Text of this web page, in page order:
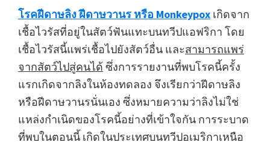
โรคฝีดาษลิง ฝีดาษวานร หรือ Monkeypox เกิดจาก
เชื้อไวรัสที่อยู่ในสัตว์ฟันแทะบนทวีปแอฟริกา โดย
เชื้อไวรัสนี้แพร่เชื้อไปยังสัตว์อื่น และสามารถแพร่
จากสัตว์ไปสู่คนได้ซึ่งการรายงานที่พบโรคนี้ครั้ง
แรกเกิดจากลิงในห้องทดลอง จึงเรียกว่าฝีดาษลิง
หรือฝีดาษวานรนั่นเอง ซึ่งหมายความว่าลิงไม่ใช่
แหล่งกำเนิดของโรคนี้อย่างที่เข้าใจกัน การระบาด
ที่พบในตอนนี้ เกิดในประเทศบนทวีปอเมริกาเหนือ